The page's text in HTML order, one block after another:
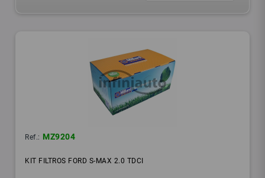
Ref.: MZ9204
KIT FILTROS FORD S-MAX 2.0 TDCI